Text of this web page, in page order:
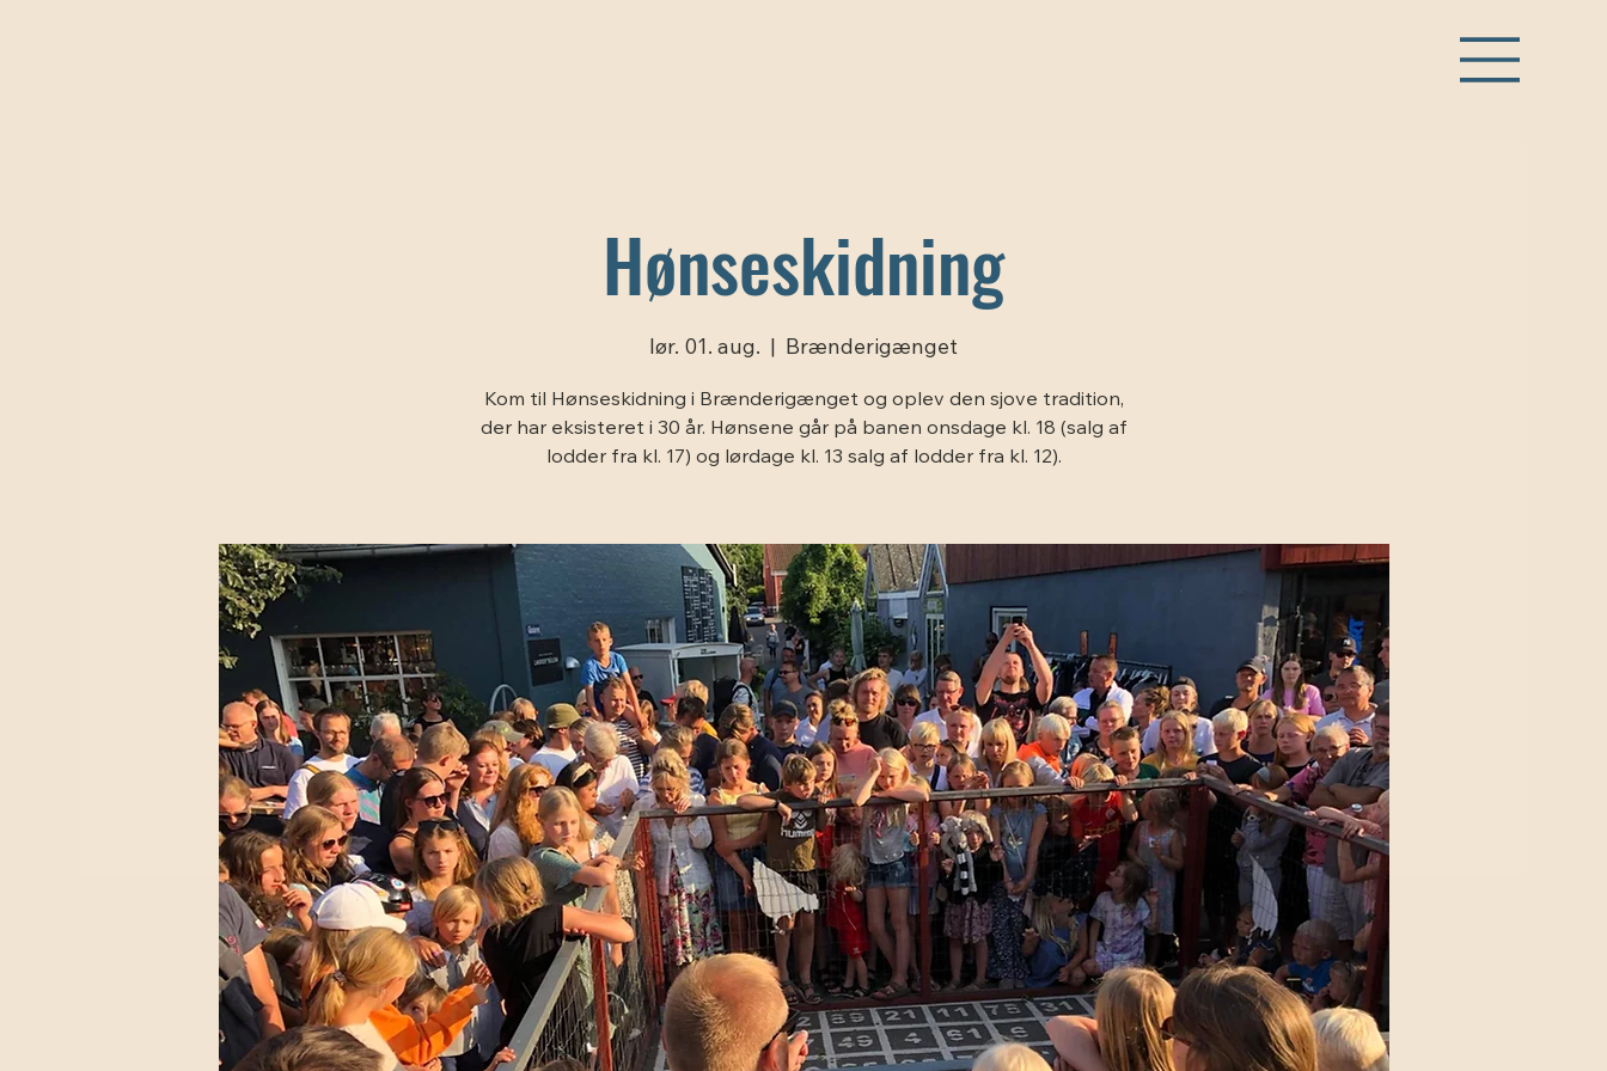
Hønseskidning
lør. 01. aug. Brænderigænget
Kom til Hønseskidning i Brænderigænget og oplev den sjove tradition,
der har eksisteret i 30 år. Hønsene går på banen onsdage kl. 18 (salg af
lodder fra kl. 17) og lørdage kl. 13 salg af lodder fra kl. 12).